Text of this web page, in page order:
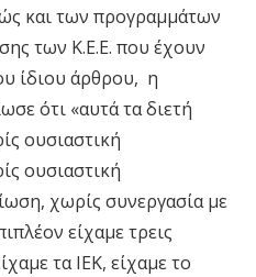
και των προγραμμάτων
των Κ.Ε.Ε. που έχουν
ίδιου άρθρου, η
ότι «αυτά τα διετή
ουσιαστική
ουσιαστική
χωρίς συνεργασία με
είχαμε τρεις
τα ΙΕΚ, είχαμε το